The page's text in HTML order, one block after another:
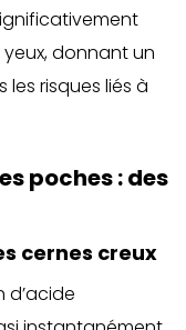
yeux, donnant un
risques liés à
poches : des
cernes creux
d’acide